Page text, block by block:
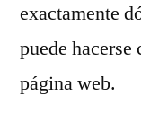
exactamente
puede
página web.